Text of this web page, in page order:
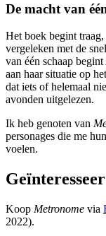
De macht van
Het boek begint
vergeleken met de
van één schaap
aan haar situatie op
dat iets of helemaal
avonden uitgelezen.
Ik heb genoten van
personages die me
voelen.
Koop Metronome via
2022).